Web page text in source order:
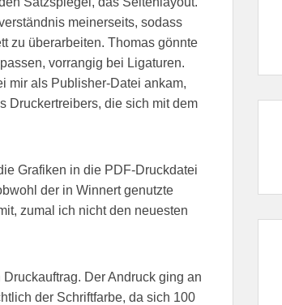
meinerseits, sodass
zu überarbeiten. Thomas gönnte
vorrangig bei Ligaturen.
mir als Publisher-Datei ankam,
Druckertreibers, die sich mit dem
Grafiken in die PDF-Druckdatei
der in Winnert genutzte
zumal ich nicht den neuesten
Der Andruck ging an
der Schriftfarbe, da sich 100